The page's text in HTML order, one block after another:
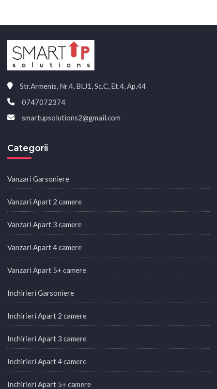
Str.Armenis, Nr.4, Bl.J1, Sc.C, Et.4, Ap.44
0747072374
smartupsolutions2@gmail.com
Categorii
Vanzari Garsoniere
Vanzari Apart 2 camere
Vanzari Apart 3 camere
Vanzari Apart 4 camere
Vanzari Apart 5+ camere
Inchirieri Garsoniere
Inchirieri Apart 2 camere
Inchirieri Apart 3 camere
Inchirieri Apart 4 camere
Inchirieri Apart 5+ camere